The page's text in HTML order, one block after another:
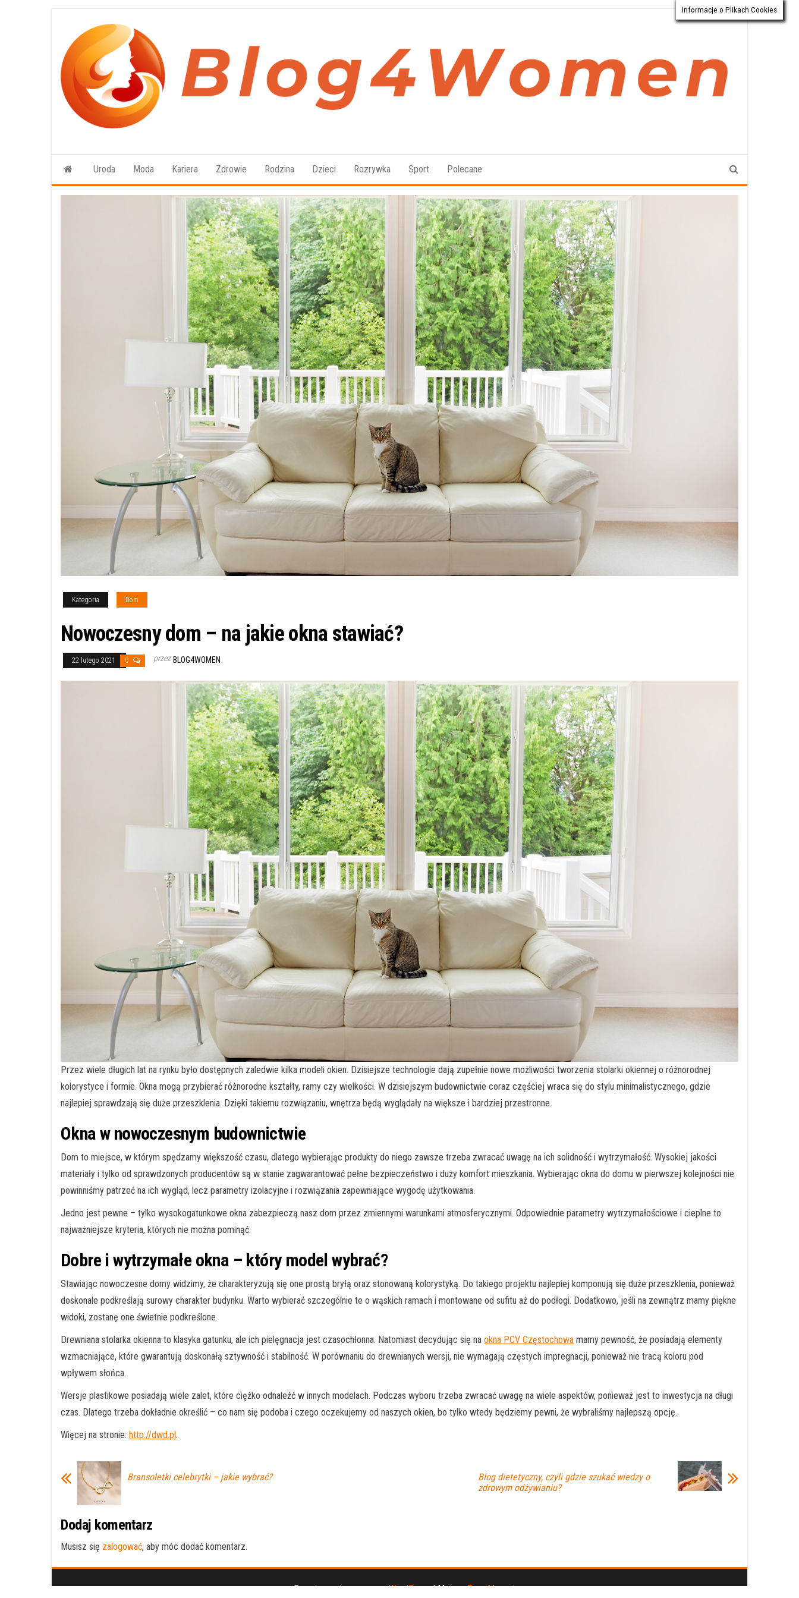
treści
o dla
kobiet
Uroda Moda Kariera Zdrowie Rodzina Dzieci Rozrywka Sport Polecane
Kategoria Dom
Nowoczesny dom – na jakie okna stawiać?
22 lutego 2021 0 przez BLOG4WOMEN
Przez wiele długich lat na rynku było dostępnych zaledwie kilka modeli okien. Dzisiejsze technologie dają zupełnie nowe możliwości tworzenia stolarki okiennej o różnorodnej
kolorystyce i formie. Okna mogą przybierać różnorodne kształty, ramy czy wielkości. W dzisiejszym budownictwie coraz częściej wraca się do stylu minimalistycznego, gdzie
najlepiej sprawdzają się duże przeszklenia. Dzięki takiemu rozwiązaniu, wnętrza będą wyglądały na większe i bardziej przestronne.
Okna w nowoczesnym budownictwie
Dom to miejsce, w którym spędzamy większość czasu, dlatego wybierając produkty do niego zawsze trzeba zwracać uwagę na ich solidność i wytrzymałość. Wysokiej jakości
materiały i tylko od sprawdzonych producentów są w stanie zagwarantować pełne bezpieczeństwo i duży komfort mieszkania. Wybierając okna do domu w pierwszej kolejności nie
powinniśmy patrzeć na ich wygląd, lecz parametry izolacyjne i rozwiązania zapewniające wygodę użytkowania.
Jedno jest pewne – tylko wysokogatunkowe okna zabezpieczą nasz dom przez zmiennymi warunkami atmosferycznymi. Odpowiednie parametry wytrzymałościowe i cieplne to
najważniejsze kryteria, których nie można pominąć.
Dobre i wytrzymałe okna – który model wybrać?
Stawiając nowoczesne domy widzimy, że charakteryzują się one prostą bryłą oraz stonowaną kolorystyką. Do takiego projektu najlepiej komponują się duże przeszklenia, ponieważ
doskonale podkreślają surowy charakter budynku. Warto wybierać szczególnie te o wąskich ramach i montowane od sufitu aż do podłogi. Dodatkowo, jeśli na zewnątrz mamy piękne
widoki, zostanę one świetnie podkreślone.
Drewniana stolarka okienna to klasyka gatunku, ale ich pielęgnacja jest czasochłonna. Natomiast decydując się na okna PCV Częstochowa mamy pewność, że posiadają elementy
wzmacniające, które gwarantują doskonałą sztywność i stabilność. W porównaniu do drewnianych wersji, nie wymagają częstych impregnacji, ponieważ nie tracą koloru pod
wpływem słońca.
Wersje plastikowe posiadają wiele zalet, które ciężko odnaleźć w innych modelach. Podczas wyboru trzeba zwracać uwagę na wiele aspektów, ponieważ jest to inwestycja na długi
czas. Dlatego trzeba dokładnie określić – co nam się podoba i czego oczekujemy od naszych okien, bo tylko wtedy będziemy pewni, że wybraliśmy najlepszą opcję.
Więcej na stronie: http://dwd.pl .
Bransoletki celebrytki – jakie wybrać?
Blog dietetyczny, czyli gdzie szukać wiedzy o
zdrowym odżywianiu?
Dodaj komentarz
Musisz się zalogować, aby móc dodać komentarz.
Dumnie wspierane przezWordPress |Motyw:Envo Magazine
Informacje o Plikach Cookies